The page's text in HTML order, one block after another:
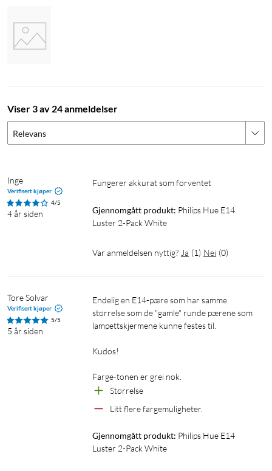
Viser 3 av 24 anmeldelser
Relevans
Inge
Verifisert kjøper
4/5
4 år siden
Fungerer akkurat som forventet
Gjennomgått produkt: Philips Hue E14
Luster 2-Pack White
Var anmeldelsen nyttig? Ja (1) Nei (0)
Tore Solvar
Verifisert kjøper
5/5
5 år siden
Endelig en E14-pære som har samme
størrelse som de "gamle" runde pærene som
lampettskjermene kunne festes til.
Kudos!
Farge-tonen er grei nok.
Størrelse
Litt flere fargemuligheter.
Gjennomgått produkt: Philips Hue E14
Luster 2-Pack White